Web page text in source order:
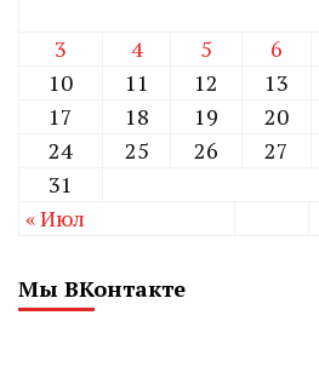
3
4 5 6
10
11 12 13
17
18 19 20
24
25 26 27
31
« Июл
Мы ВКонтакте